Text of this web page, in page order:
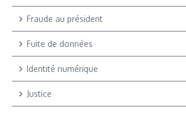
Fraude au président
Fuite de données
Identité numérique
Justice